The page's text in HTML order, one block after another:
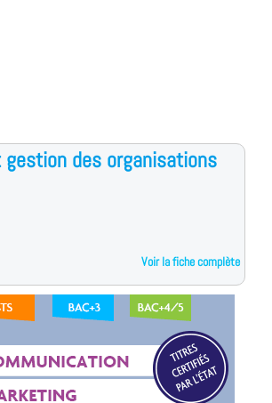
des organisations
Voir la fiche complète